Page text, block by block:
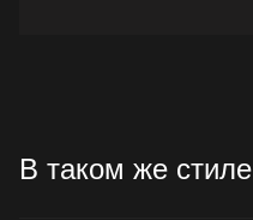
В таком же стиле